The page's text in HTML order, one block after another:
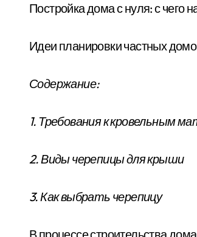
Постройка дома с нуля: с чего
Идеи планировки частных
Содержание:
1. Требования к кровельным
2. Виды черепицы для крыши
3. Как выбрать черепицу